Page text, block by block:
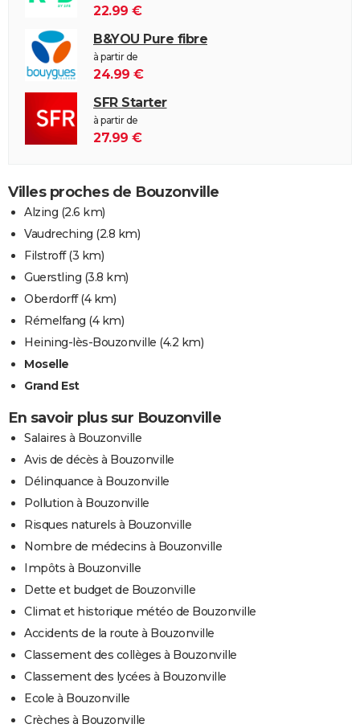
22.99 €
B&YOU Pure fibre
à partir de
24.99 €
SFR Starter
à partir de
27.99 €
Villes proches de Bouzonville
Alzing (2.6 km)
Vaudreching (2.8 km)
Filstroff(3 km)
Guerstling (3.8 km)
Oberdorff(4 km)
Rémelfang (4 km)
Heining-lès-Bouzonville (4.2 km)
Moselle
Grand Est
En savoir plus sur Bouzonville
Salaires à Bouzonville
Avis de décès à Bouzonville
Délinquance à Bouzonville
Pollution à Bouzonville
Risques naturels à Bouzonville
Nombre de médecins à Bouzonville
Impôts à Bouzonville
Dette et budget de Bouzonville
Climat et historique météo de Bouzonville
Accidents de la route à Bouzonville
Classement des collèges à Bouzonville
Classement des lycées à Bouzonville
Ecole à Bouzonville
Crèches à Bouzonville